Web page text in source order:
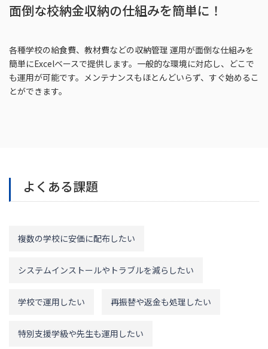
面倒な校納金収納の仕組みを簡単に！
各種学校の給食費、教材費などの収納管理 運用が面倒な仕組みを
簡単にExcelベースで提供します。一般的な環境に対応し、どこで
も運用が可能です。メンテナンスもほとんどいらず、すぐ始めるこ
とができます。
よくある課題
複数の学校に安価に配布したい
システムインストールやトラブルを減らしたい
学校で運用したい 再振替や返金も処理したい
特別支援学級や先生も運用したい